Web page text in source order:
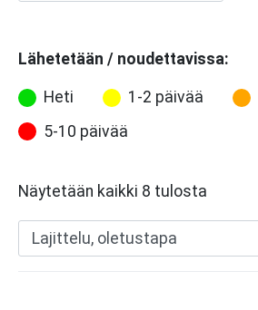
Lähetetään / noudettavissa:
Heti 1-2 päivää
5-10 päivää
Näytetään kaikki 8 tulosta